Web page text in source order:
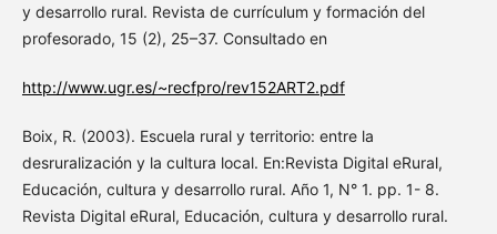
y desarrollo rural. Revista de currículum y formación del
profesorado, 15 (2), 25–37. Consultado en
http://www.ugr.es/~recfpro/rev152ART2.pdf
Boix, R. (2003). Escuela rural y territorio: entre la
desruralización y la cultura local. En:Revista Digital eRural,
Educación, cultura y desarrollo rural. Año 1, N° 1. pp. 1- 8.
Revista Digital eRural, Educación, cultura y desarrollo rural.